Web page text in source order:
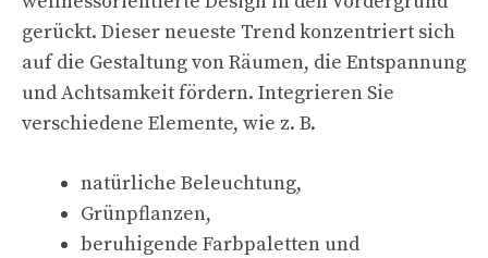
gerückt. Dieser neueste Trend konzentriert sich
auf die Gestaltung von Räumen, die Entspannung
und Achtsamkeit fördern. Integrieren Sie
verschiedene Elemente, wie z. B.
natürliche Beleuchtung,
Grünpflanzen,
beruhigende Farbpaletten und